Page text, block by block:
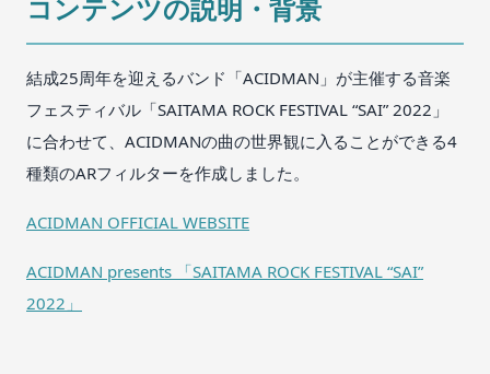
コンテンツの説明・背景
結成25周年を迎えるバンド「ACIDMAN」が主催する音楽
フェスティバル「SAITAMA ROCK FESTIVAL “SAI” 2022」
に合わせて、ACIDMANの曲の世界観に入ることができる4
種類のARフィルターを作成しました。
ACIDMAN OFFICIAL WEBSITE
ACIDMAN presents 「SAITAMA ROCK FESTIVAL “SAI”
2022」